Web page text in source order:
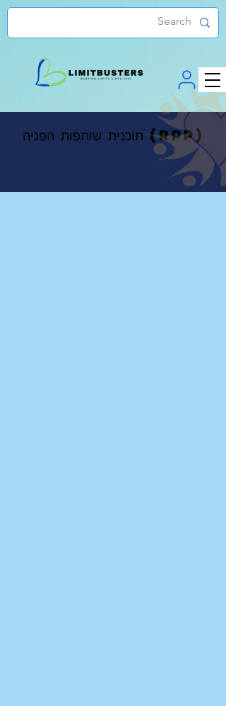
תוכנית שותפות הפניה (RPP)